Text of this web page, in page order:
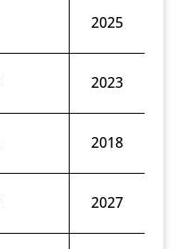
2025
2023
2018
2027